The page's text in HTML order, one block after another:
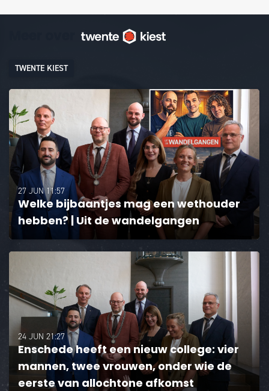
TWENTE KIEST
27 JUN 11:57
Welke bijbaantjes mag een wethouder
hebben? | Uit de wandelgangen
24 JUN 21:27
Enschede heeft een nieuw college: vier
mannen, twee vrouwen, onder wie de
eerste van allochtone afkomst